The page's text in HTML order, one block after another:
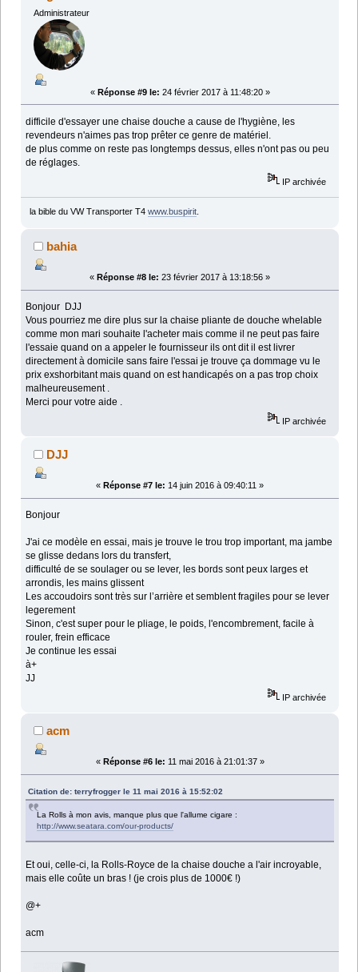
Administrateur
« Réponse #9 le: 24 février 2017 à 11:48:20 »
difficile d'essayer une chaise douche a cause de l'hygiène, les
revendeurs n'aimes pas trop prêter ce genre de matériel.
de plus comme on reste pas longtemps dessus, elles n'ont pas ou peu
de réglages.
IP archivée
la bible du VW Transporter T4 www.buspirit.
bahia
« Réponse #8 le: 23 février 2017 à 13:18:56 »
Bonjour DJJ
Vous pourriez me dire plus sur la chaise pliante de douche whelable
comme mon mari souhaite l'acheter mais comme il ne peut pas faire
l'essaie quand on a appeler le fournisseur ils ont dit il est livrer
directement à domicile sans faire l'essai je trouve ça dommage vu le
prix exshorbitant mais quand on est handicapés on a pas trop choix
malheureusement .
Merci pour votre aide .
IP archivée
DJJ
« Réponse #7 le: 14 juin 2016 à 09:40:11 »
Bonjour
J'ai ce modèle en essai, mais je trouve le trou trop important, ma jambe
se glisse dedans lors du transfert,
difficulté de se soulager ou se lever, les bords sont peux larges et
arrondis, les mains glissent
Les accoudoirs sont très sur l’arrière et semblent fragiles pour se lever
legerement
Sinon, c'est super pour le pliage, le poids, l'encombrement, facile à
rouler, frein efficace
Je continue les essai
à+
JJ
IP archivée
acm
« Réponse #6 le: 11 mai 2016 à 21:01:37 »
Citation de: terryfrogger le 11 mai 2016 à 15:52:02
La Rolls à mon avis, manque plus que l'allume cigare :
http://www.seatara.com/our-products/
Et oui, celle-ci, la Rolls-Royce de la chaise douche a l'air incroyable,
mais elle coûte un bras ! (je crois plus de 1000€ !)
@+
acm